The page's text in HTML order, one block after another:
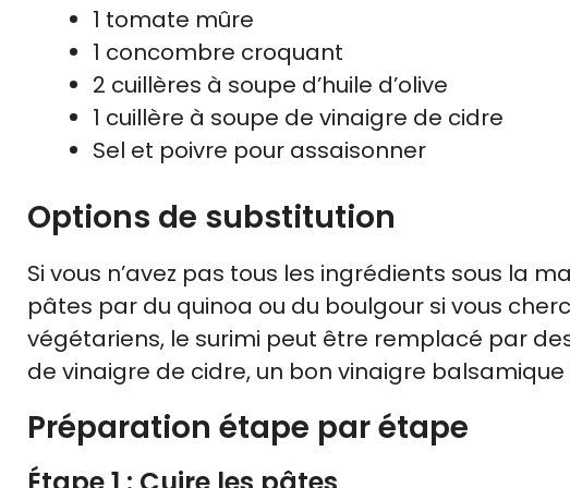
1 tomate mûre
1 concombre croquant
2 cuillères à soupe d’huile d’olive
1 cuillère à soupe de vinaigre de cidre
Sel et poivre pour assaisonner
Options de substitution
Si vous n’avez pas tous les ingrédients sous la
pâtes par du quinoa ou du boulgour si vous
végétariens, le surimi peut être remplacé par
de vinaigre de cidre, un bon vinaigre
Préparation étape par étape